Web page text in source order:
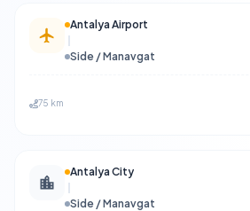
Antalya Airport
Side / Manavgat
75 km
Antalya City
Side / Manavgat